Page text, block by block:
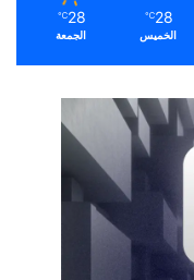
28
℃
الخميس
28
℃
الجمعة